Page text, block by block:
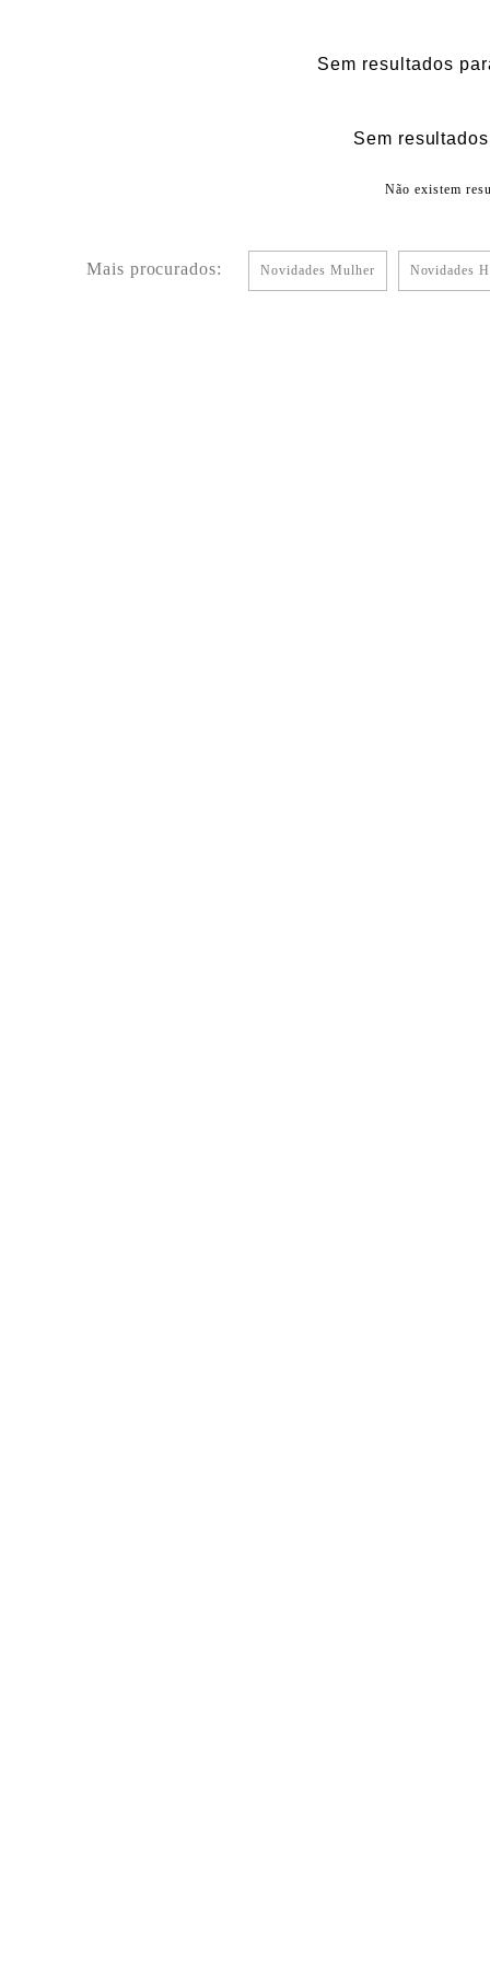
Sem resultados
Sem
Não existem
Mais procurados: Novidades Mulher Novidades